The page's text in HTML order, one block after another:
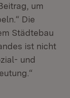
um
Die
Städtebau
ist nicht
und